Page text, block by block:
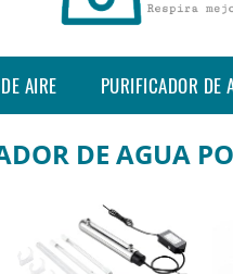
AIRE PURIFICADOR DE
DE AGUA